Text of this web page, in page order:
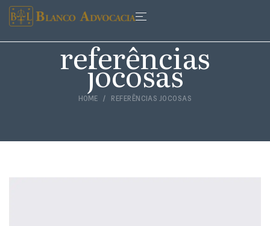
HOME REFERÊNCIAS JOCOSAS
referências
jocosas